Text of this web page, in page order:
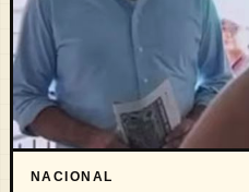
NACIONAL